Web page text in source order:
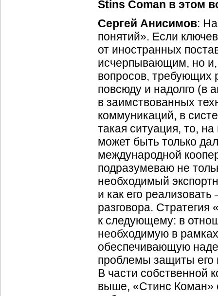
Stins Coman в этом
Сергей Анисимов:
понятий». Если
от иностранных
исчерпывающим, но и,
вопросов, требующих
повсюду и надолго (в
в заимствованных
коммуникаций, в
такая ситуация, то,
может быть только
международной
подразумеваю не
необходимый
и как его
разговора.
к следующему: в
необходимую в
обеспечивающую
проблемы защиты его
В части собственной
выше, «Стинс Коман»